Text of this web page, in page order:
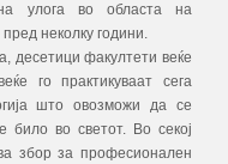
улога во областа на
неколку години.
десетици факултети веќе
го практикуваат сега
што овозможи да се
било во светот. Во секој
збор за професионален